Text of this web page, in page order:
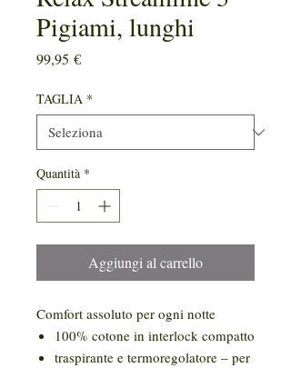
Pigiami, lunghi
99,95 €Prezzo
TAGLIA *
Quantità *
Aggiungi al carrello
Comfort assoluto per ogni notte
100% cotone in interlock compatto
traspirante e termoregolatore – per